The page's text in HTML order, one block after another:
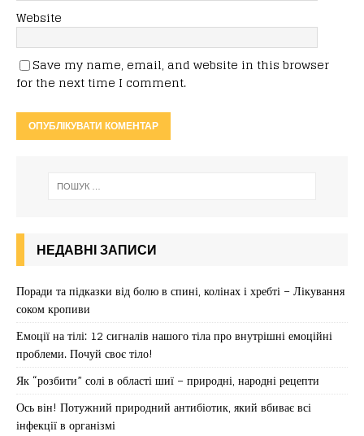
Website
Save my name, email, and website in this browser
for the next time I comment.
НЕДАВНІ ЗАПИСИ
Поради та підказки від болю в спині, колінах і хребті – Лікування
соком кропиви
Емоції на тілі: 12 сигналів нашого тіла про внутрішні емоційні
проблеми. Почуй своє тіло!
Як “розбити” солі в області шиї – природні, народні рецепти
Ось він! Потужний природний антибіотик, який вбиває всі
інфекції в організмі